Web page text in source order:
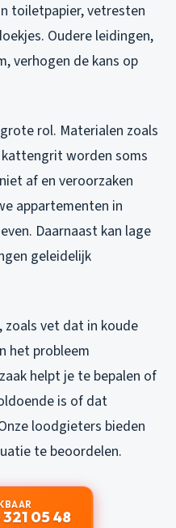
toiletpapier, vetresten
Oudere leidingen,
verhogen de kans op
rol. Materialen zoals
worden soms
af en veroorzaken
appartementen in
Daarnaast kan lage
geleidelijk
zoals vet dat in koude
het probleem
helpt je te bepalen of
is of dat
loodgieters bieden
te beoordelen.
321 05 48